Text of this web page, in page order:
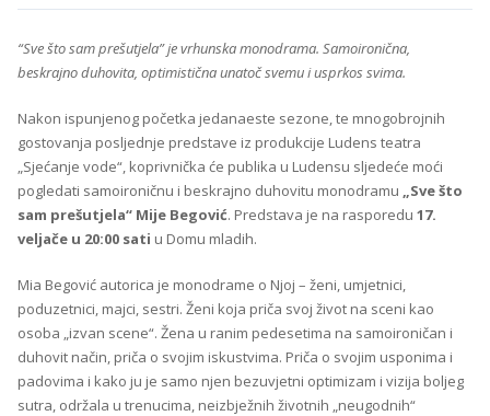
“Sve što sam prešutjela” je vrhunska monodrama. Samoironična,
beskrajno duhovita, optimistična unatoč svemu i usprkos svima.
Nakon ispunjenog početka jedanaeste sezone, te mnogobrojnih
gostovanja posljednje predstave iz produkcije Ludens teatra
„Sjećanje vode“, koprivnička će publika u Ludensu sljedeće moći
pogledati samoironičnu i beskrajno duhovitu monodramu „Sve što
sam prešutjela“ Mije Begović. Predstava je na rasporedu 17.
veljače u 20:00 sati u Domu mladih.
Mia Begović autorica je monodrame o Njoj – ženi, umjetnici,
poduzetnici, majci, sestri. Ženi koja priča svoj život na sceni kao
osoba „izvan scene“. Žena u ranim pedesetima na samoironičan i
duhovit način, priča o svojim iskustvima. Priča o svojim usponima i
padovima i kako ju je samo njen bezuvjetni optimizam i vizija boljeg
sutra, održala u trenucima, neizbježnih životnih „neugodnih“